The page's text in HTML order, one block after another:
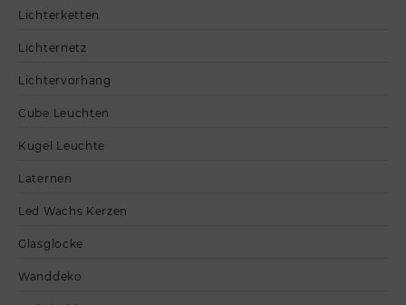
Lichterketten
Lichternetz
Lichtervorhang
Cube Leuchten
Kugel Leuchte
Laternen
Led Wachs Kerzen
Glasglocke
Wanddeko